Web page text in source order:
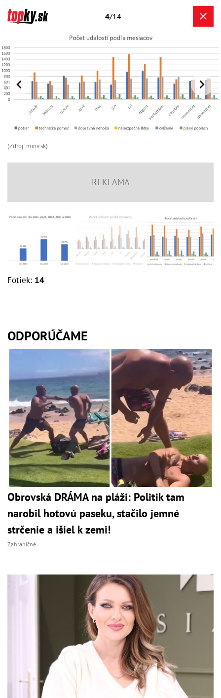
4/14
(Zdroj: minv.sk)
Fotiek: 14
ODPORÚČAME
Obrovská DRÁMA na pláži: Politik tam
narobil hotovú paseku, stačilo jemné
strčenie a išiel k zemi!
Zahraničné